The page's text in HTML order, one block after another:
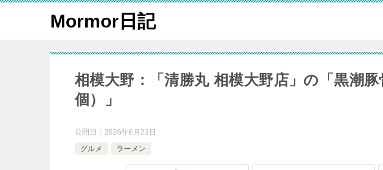
Mormor日記
相模大野：「清勝丸 相模大野店」の「黒潮
個）」
公開日： 2026年6月23日
グルメ
ラーメン